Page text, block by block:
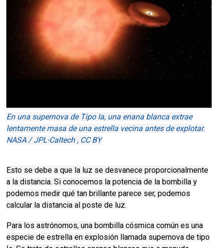
En una supernova de Tipo Ia, una enana blanca extrae
lentamente masa de una estrella vecina antes de explotar.
NASA / JPL-Caltech , CC BY
Esto se debe a que la luz se desvanece proporcionalmente
a la distancia.Si conocemos la potencia de la bombilla y
podemos medir qué tan brillante parece ser, podemos
calcular la distancia al poste de luz.
Para los astrónomos, una bombilla cósmica común es una
especie de estrella en explosión llamada supernova de tipo